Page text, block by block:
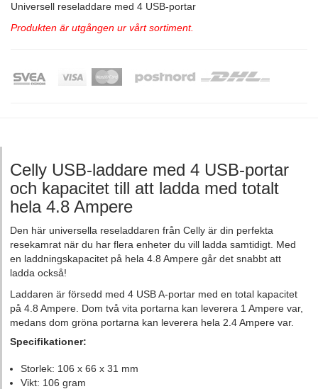
Universell reseladdare med 4 USB-portar
Produkten är utgången ur vårt sortiment.
Celly USB-laddare med 4 USB-portar
och kapacitet till att ladda med totalt
hela 4.8 Ampere
Den här universella reseladdaren från Celly är din perfekta
resekamrat när du har flera enheter du vill ladda samtidigt. Med
en laddningskapacitet på hela 4.8 Ampere går det snabbt att
ladda också!
Laddaren är försedd med 4 USB A-portar med en total kapacitet
på 4.8 Ampere. Dom två vita portarna kan leverera 1 Ampere var,
medans dom gröna portarna kan leverera hela 2.4 Ampere var.
Specifikationer:
Storlek: 106 x 66 x 31 mm
Vikt: 106 gram